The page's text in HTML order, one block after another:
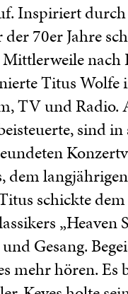
Inspiriert
70er Jahre
Mittlerweile
Titus Wolfe
TV und Radio.
sind in
dem
schickte
„Heaven
Gesang.
mehr hören. Es